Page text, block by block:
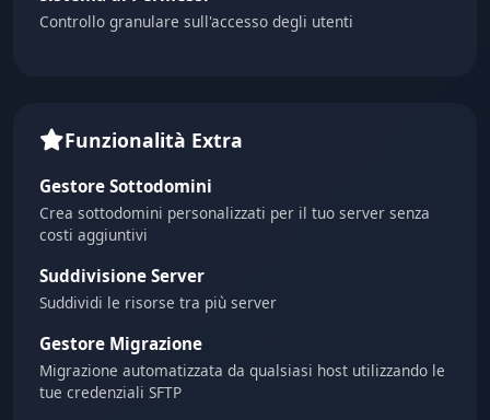
Controllo granulare sull'accesso degli utenti
Funzionalità Extra
Gestore Sottodomini
Crea sottodomini personalizzati per il tuo server senza
costi aggiuntivi
Suddivisione Server
Suddividi le risorse tra più server
Gestore Migrazione
Migrazione automatizzata da qualsiasi host utilizzando le
tue credenziali SFTP